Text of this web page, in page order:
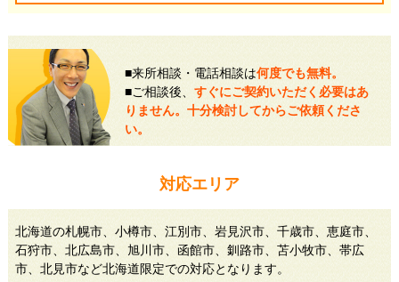
■来所相談・電話相談は何度でも無料。
■ご相談後、 すぐにご契約いただく必要はあ
りません。十分検討してからご依頼くださ
い。
対応エリア
北海道の札幌市、小樽市、江別市、岩見沢市、千歳市、恵庭市、
石狩市、北広島市、旭川市、函館市、釧路市、苫小牧市、帯広
市、北見市など北海道限定での対応となります。